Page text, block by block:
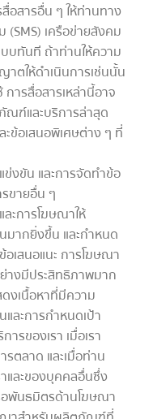
สารอื่น ๆ ให้ท่านทาง
เครือข่ายสังคม
บทันที ถ้าท่านให้ความ
ตให้ดำเนินการเช่นนั้น
ารสื่อสารเหล่านี้อาจ
ณฑ์และบริการล่าสุด
ะข้อเสนอพิเศษต่าง ๆ ที่
งขัน และการจัดทำข้อ
ขายอื่น ๆ
ะการโฆษณาให้
ากยิ่งขึ้น และกำหนด
อเสนอแนะ การโฆษณา
างมีประสิทธิภาพมาก
งเนื้อหาที่มีความ
ละการกำหนดเป้า
รของเรา เมื่อเรา
ตลาด และเมื่อท่าน
าและของบุคคลอื่นซึ่ง
อพันธมิตรด้านโฆษณา